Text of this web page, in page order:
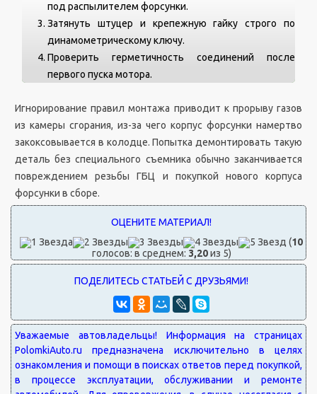
под распылителем форсунки.
Затянуть штуцер и крепежную гайку строго по
динамометрическому ключу.
Проверить герметичность соединений после
первого пуска мотора.
Игнорирование правил монтажа приводит к прорыву газов
из камеры сгорания, из-за чего корпус форсунки намертво
закоксовывается в колодце. Попытка демонтировать такую
деталь без специального съемника обычно заканчивается
повреждением резьбы ГБЦ и покупкой нового корпуса
форсунки в сборе.
(10
голосов: в среднем: 3,20из 5)